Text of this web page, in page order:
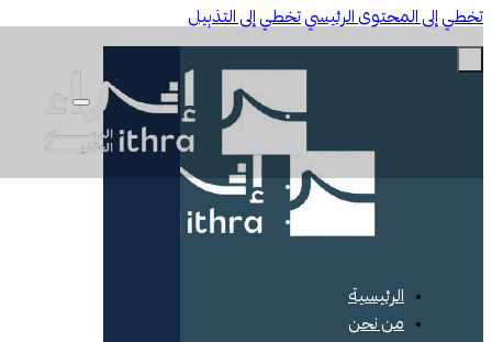
إلى المحتوى الرئيسيتخطي إلى التذييل
الرئيسية
من نحن